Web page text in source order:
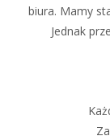
biura. Mamy
Jednak